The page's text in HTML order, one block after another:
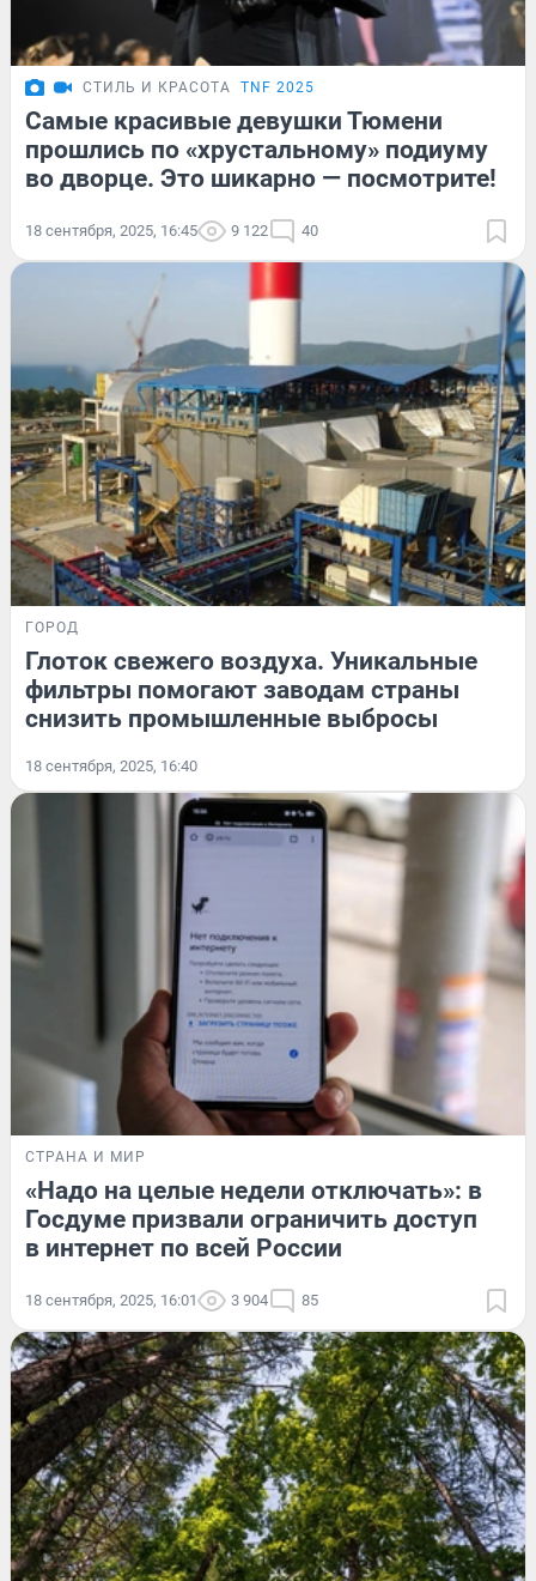
СТИЛЬ И КРАСОТА TNF 2025
Самые красивые девушки Тюмени
прошлись по «хрустальному» подиуму
во дворце. Это шикарно — посмотрите!
18 сентября, 2025, 16:45 9 122 40
ГОРОД
Глоток свежего воздуха. Уникальные
фильтры помогают заводам страны
снизить промышленные выбросы
18 сентября, 2025, 16:40
СТРАНА И МИР
«Надо на целые недели отключать»: в
Госдуме призвали ограничить доступ
в интернет по всей России
18 сентября, 2025, 16:01 3 904 85